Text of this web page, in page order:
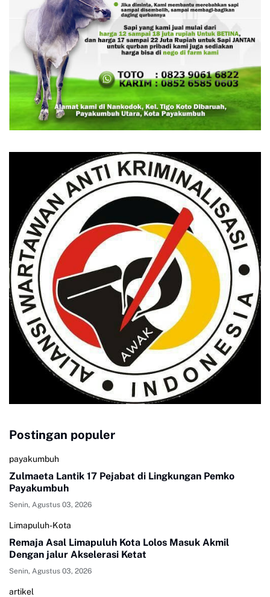
Postingan populer
payakumbuh
Zulmaeta Lantik 17 Pejabat di Lingkungan Pemko
Payakumbuh
Senin, Agustus 03, 2026
Limapuluh-Kota
Remaja Asal Limapuluh Kota Lolos Masuk Akmil
Dengan jalur Akselerasi Ketat
Senin, Agustus 03, 2026
artikel